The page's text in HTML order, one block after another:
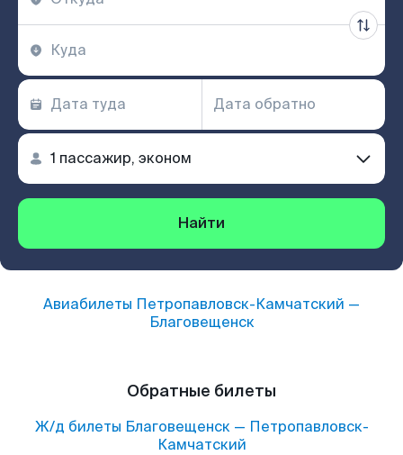
Найти
Авиабилеты Петропавловск-Камчатский —
Благовещенск
Обратные билеты
Ж/д билеты Благовещенск— Петропавловск-
Камчатский